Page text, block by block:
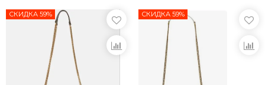
СКИДКА 59% СКИДКА 59%